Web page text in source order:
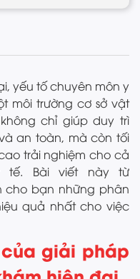
yếu tố chuyên môn y
môi trường cơ sở vật
chỉ giúp duy trì
an toàn, mà còn tối
trải nghiệm cho cả
tế. Bài viết này từ
cho bạn những phân
quả nhất cho việc
giải pháp